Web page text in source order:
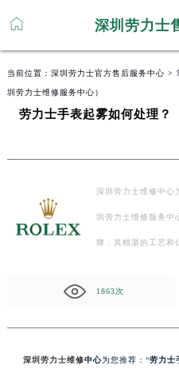
深圳劳力士
当前位置： 深圳劳力士官方售后服务中心 >
圳劳力士维修服务中心）
劳力士手表起雾如何处理？
深圳劳力士维修中心
圳劳力士维修服务中
牌，其精湛的工艺和
1863次
深圳劳力士维修中心为您推荐：“劳力士